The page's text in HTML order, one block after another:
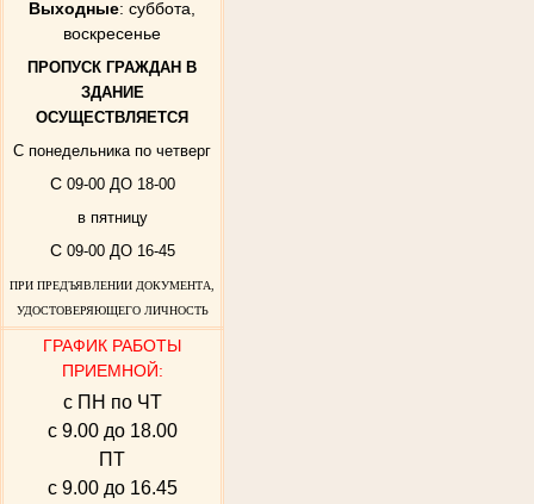
Выходные: суббота,
воскресенье
ПРОПУСК ГРАЖДАН В
ЗДАНИЕ
ОСУЩЕСТВЛЯЕТСЯ
С понедельника по четверг
С09-00 ДО 18-00
в пятницу
С09-00 ДО 16-45
ПРИ ПРЕДЪЯВЛЕНИИ ДОКУМЕНТА,
УДОСТОВЕРЯЮЩЕГО ЛИЧНОСТЬ
ГРАФИК РАБОТЫ
ПРИЕМНОЙ:
с ПН по ЧТ
с 9.00 до 18.00
ПТ
с 9.00 до 16.45